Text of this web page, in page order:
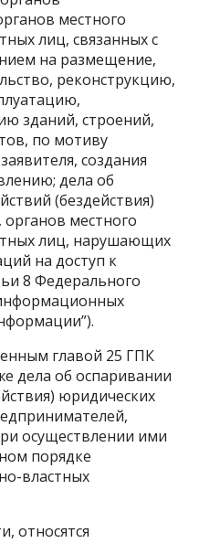
местного
лиц, связанных с
на размещение,
реконструкцию,
зданий, строений,
по мотиву
создания
дела об
(бездействия)
органов местного
лиц, нарушающих
на доступ к
8 Федерального
главой 25 ГПК
дела об оспаривании
юридических
осуществлении ими
порядке
властных
относятся